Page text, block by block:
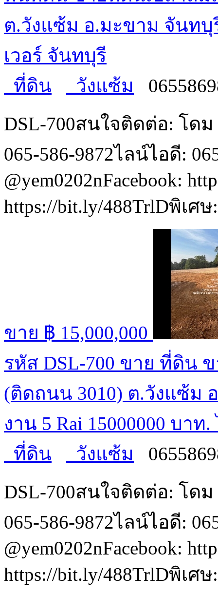
ต.วังแซ้ม อ.มะขาม จันทบุ
เวอร์ จันทบุรี
ที่ดิน
วังแซ้ม
DSL-700สนใจติดต่อ: โดม
065-586-9872ไลน์ไอดี:
@yem0202nFacebook:
https://bit.ly/488TrlDพิเ
ขาย ฿ 15,000,000
รหัส DSL-700 ขาย ที่ดิน
(ติดถนน 3010) ต.วังแซ้ม
งาน 5 Rai 15000000 บาท
ที่ดิน
วังแซ้ม
DSL-700สนใจติดต่อ: โดม
065-586-9872ไลน์ไอดี:
@yem0202nFacebook:
https://bit.ly/488TrlDพิเ